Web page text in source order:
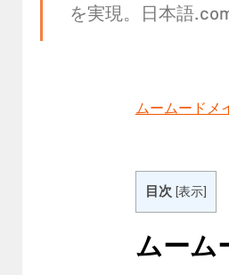
を実現。日本語
ムームードメ
目次 [表示]
ムーム